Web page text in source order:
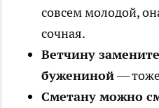
совсем молодой,
сочная.
Ветчину
бужениной—
Сметану можно